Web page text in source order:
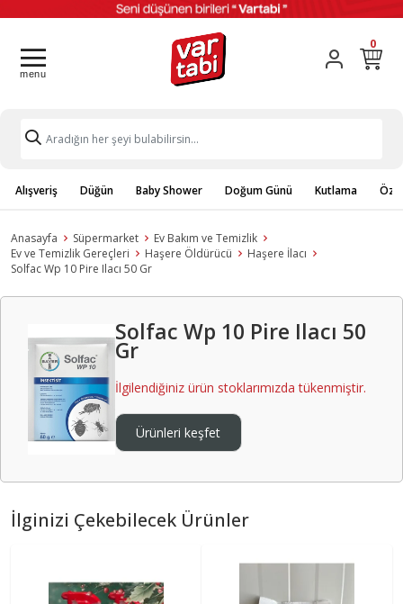
0
Alışveriş Düğün Baby Shower Doğum Günü Kutlama
Anasayfa Süpermarket
Ev Bakım ve Temizlik
Ev ve Temizlik Gereçleri
Haşere Öldürücü
Haşere İlacı
Solfac Wp 10 Pire Ilacı 50 Gr
Solfac Wp 10 Pire Ilacı 50
Gr
İlgilendiğiniz ürün stoklarımızda tükenmiştir.
Ürünleri keşfet
İlginizi Çekebilecek Ürünler